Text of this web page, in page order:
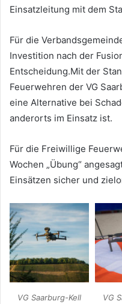
Einsatzleitung mit dem
Für die
Investition nach der
Entscheidung.Mit der
Feuerwehren der VG
eine Alternative bei
anderorts im Einsatz ist.
Für die Freiwillige
Wochen „Übung“
Einsätzen sicher und
VG Saarburg-Kell VG